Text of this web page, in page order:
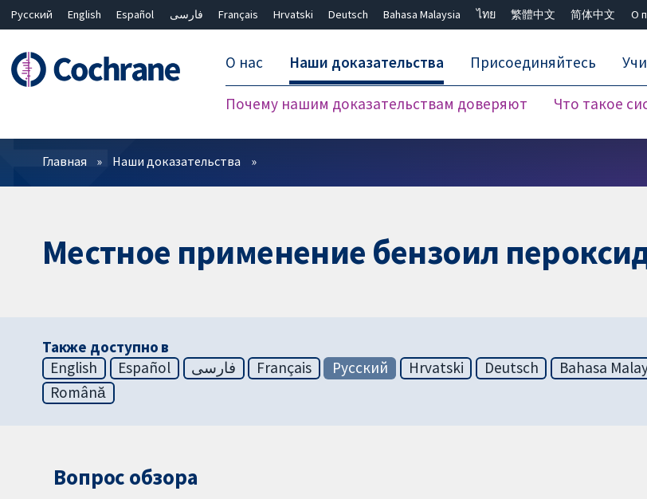
Русский English Español فارسی Français Hrvatski Deutsch Bahasa Malaysia ไทย 繁體中文 简体中文 О
О нас Наши доказательства
Почему нашим доказательствам доверяют Что такое
Присоединяйтесь
Фильтры
Главная Наши доказательства
Местное применение бензоил
Также доступно в
English
Español فارسی Français Русский Hrvatski Deutsch Bahasa
Română
Вопрос обзора